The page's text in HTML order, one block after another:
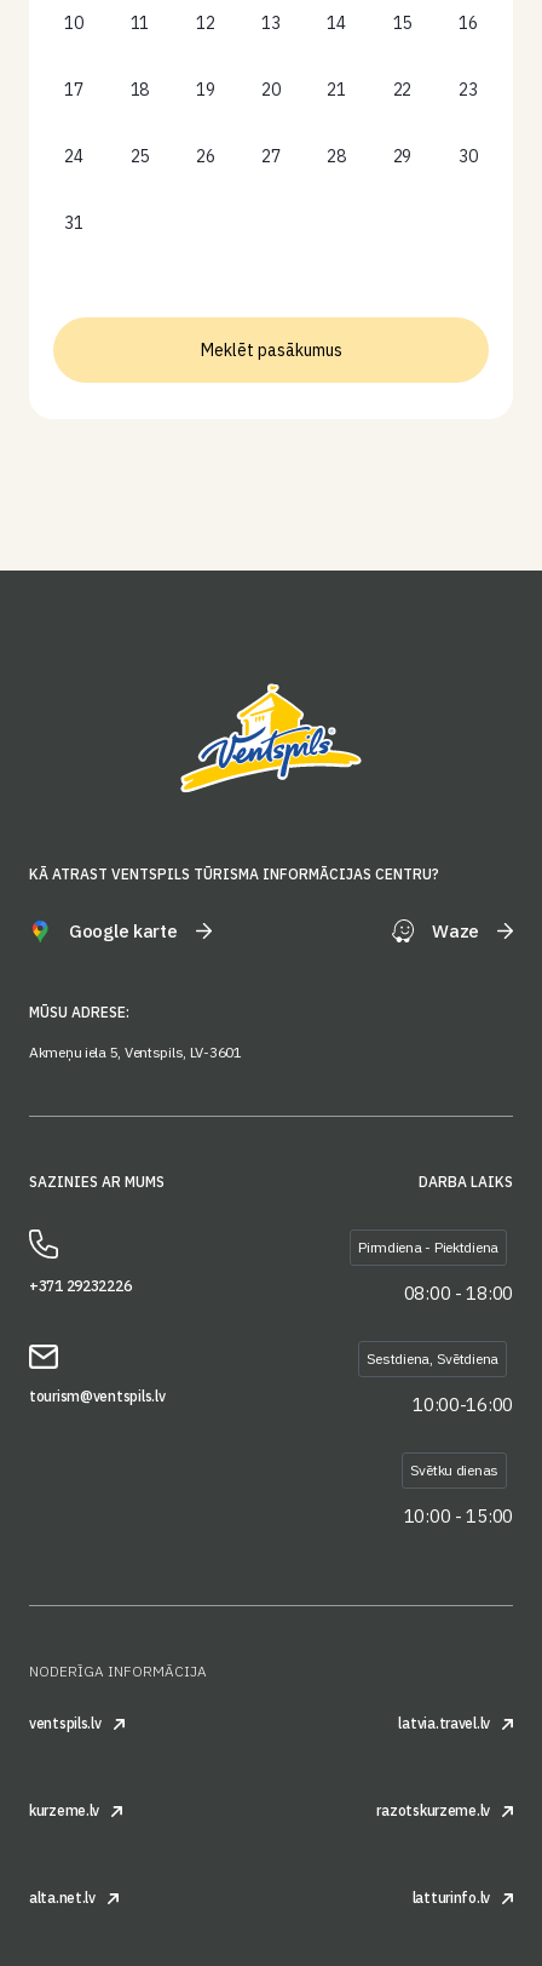
10 11 12 13 14 15 16
17 18 19 20 21 22 23
24 25 26 27 28 29 30
31
Meklēt pasākumus
KĀ ATRAST VENTSPILS TŪRISMA INFORMĀCIJAS CENTRU?
Google karte Waze
MŪSU ADRESE:
Akmeņu iela 5, Ventspils, LV-3601
SAZINIES AR MUMS
+371 29232226
tourism@ventspils.lv
DARBA LAIKS
Pirmdiena - Piektdiena
08:00 - 18:00
Sestdiena, Svētdiena
10:00-16:00
Svētku dienas
10:00 - 15:00
NODERĪGA INFORMĀCIJA
ventspils.lv latvia.travel.lv
kurzeme.lv razotskurzeme.lv
alta.net.lv latturinfo.lv